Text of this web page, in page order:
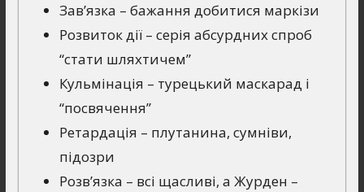
Зав’язка – бажання добитися маркізи
Розвиток дії – серія абсурдних спроб
“стати шляхтичем”
Кульмінація – турецький маскарад і
“посвячення”
Ретардація – плутанина, сумніви,
підозри
Розв’язка – всі щасливі, а Журден –